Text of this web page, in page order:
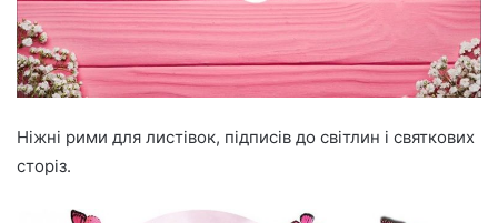
Ніжні рими для листівок, підписів до світлин і святкових
сторіз.